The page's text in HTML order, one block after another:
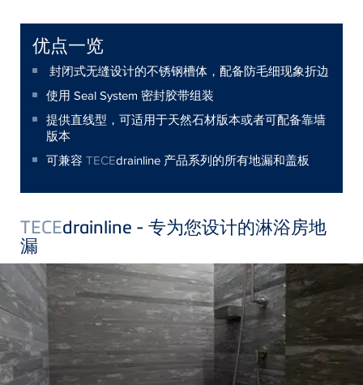
优点一览
封闭式无缝设计的不锈钢槽体，配备防毛细现象折边
使用 Seal System 密封胶带组装
提供直线型，可适用于天然石材版本或者可配备靠墙
版本
可兼容 TECEdrainline 产品系列的所有地漏和盖板
TECEdrainline - 专为您设计的淋浴房地
漏